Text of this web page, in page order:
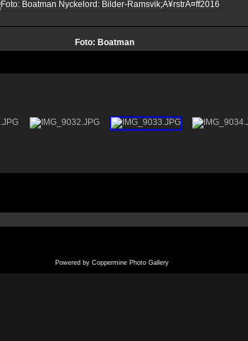
Foto: Boatman
Powered by Coppermine Photo Gallery